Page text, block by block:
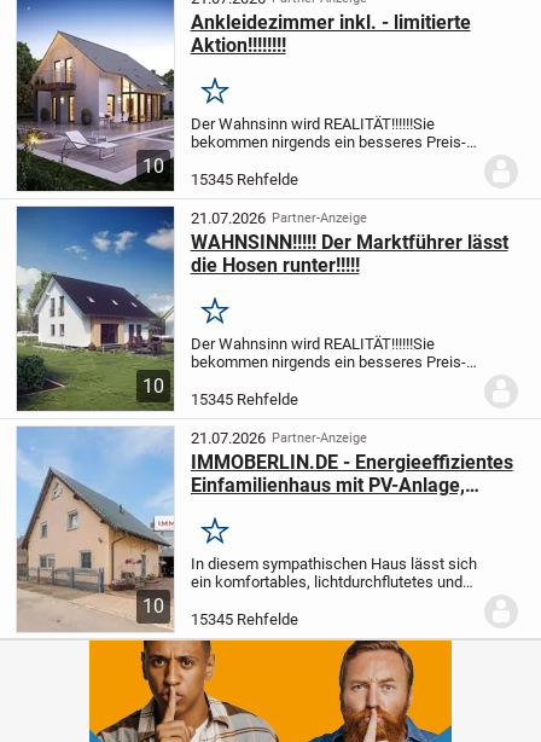
10
Ankleidezimmer inkl. - limitierte
Aktion!!!!!!!!
Merken
Der Wahnsinn wird REALITÄT!!!!!!Sie
bekommen nirgends ein besseres Preis-
aktuell 38.000 Häuser made in Germany
und legen passend dazu eine Sonderserie
für...
15345 Rehfelde
10
21.07.2026 Partner-Anzeige
WAHNSINN!!!!! Der Marktführer lässt
die Hosen runter!!!!!
Merken
Der Wahnsinn wird REALITÄT!!!!!!Sie
bekommen nirgends ein besseres Preis-
aktuell 35.000 Häuser made in Germany
und legen passend dazu eine Sonderserie
für...
15345 Rehfelde
10
21.07.2026 Partner-Anzeige
IMMOBERLIN.DE - Energieeffizientes
Einfamilienhaus mit PV-Anlage,
Merken
In diesem sympathischen Haus lässt sich
ein komfortables, lichtdurchflutetes und
genießen. Die Kombination aus moderner
Wärmepumpentechnik,
Photovoltaikanlage,...
15345 Rehfelde